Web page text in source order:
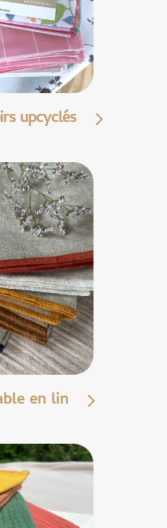
upcyclés
en lin